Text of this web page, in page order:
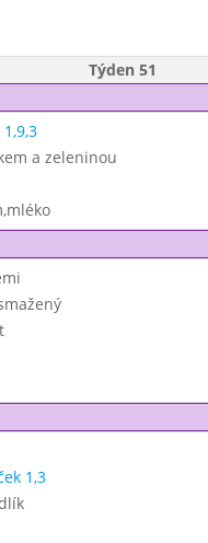
Týden 51
a zeleninou
1,3